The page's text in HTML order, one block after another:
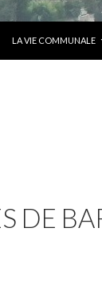
LA VIE COMMUNALE
DE